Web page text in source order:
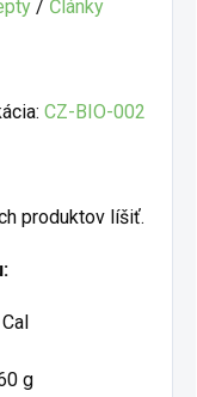
/ Články
CZ-BIO-002
produktov líšiť.
g